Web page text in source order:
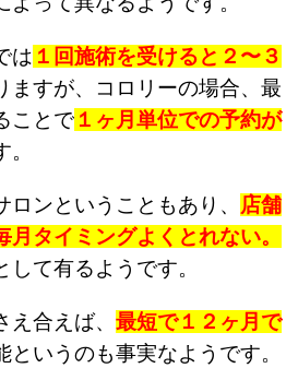
は １回施術を受けると２〜３
ますが、コロリーの場合、最
ことで １ヶ月単位での予約が
ンということもあり、 店舗
タイミングよくとれない。
て有るようです。
合えば、 最短で１２ヶ月で
というのも事実なようです。